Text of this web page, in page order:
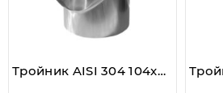
Тройник AISI 304 104x2,0 мм